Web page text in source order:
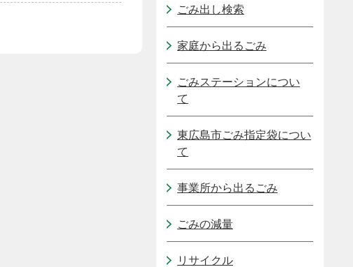
ごみ出し検索
家庭から出るごみ
ごみステーションについ
て
東広島市ごみ指定袋につい
て
事業所から出るごみ
ごみの減量
リサイクル